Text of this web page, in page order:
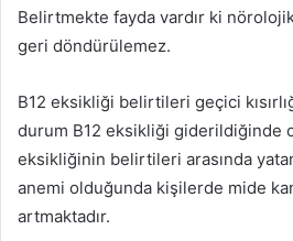
Belirtmekte fayda vardır ki
geri döndürülemez.
B12 eksikliği belirtileri geçici
durum B12 eksikliği giderildiğinde
eksikliğinin belirtileri arasında
anemi olduğunda kişilerde mide
artmaktadır.